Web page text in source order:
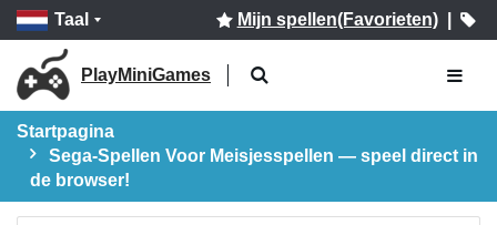
Taal Mijn spellen(Favorieten)|
PlayMiniGames
Startpagina
Sega-Spellen Voor Meisjesspellen — speel direct in
de browser!